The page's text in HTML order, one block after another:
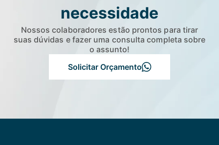
necessidade
Nossos colaboradores estão prontos para tirar
suas dúvidas e fazer uma consulta completa sobre
o assunto!
Solicitar Orçamento